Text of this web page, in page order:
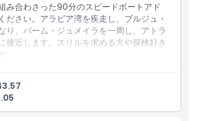
み合わさった90分のスピードボートアド
ださい。アラビア湾を疾走し、ブルジュ・
り、パーム・ジュメイラを一周し、アトラ
接近します。スリルを求める方や探検好き
トツアー（専門ガイド付き）
ラブ、パーム・ジュメイラ、アトランティ
光